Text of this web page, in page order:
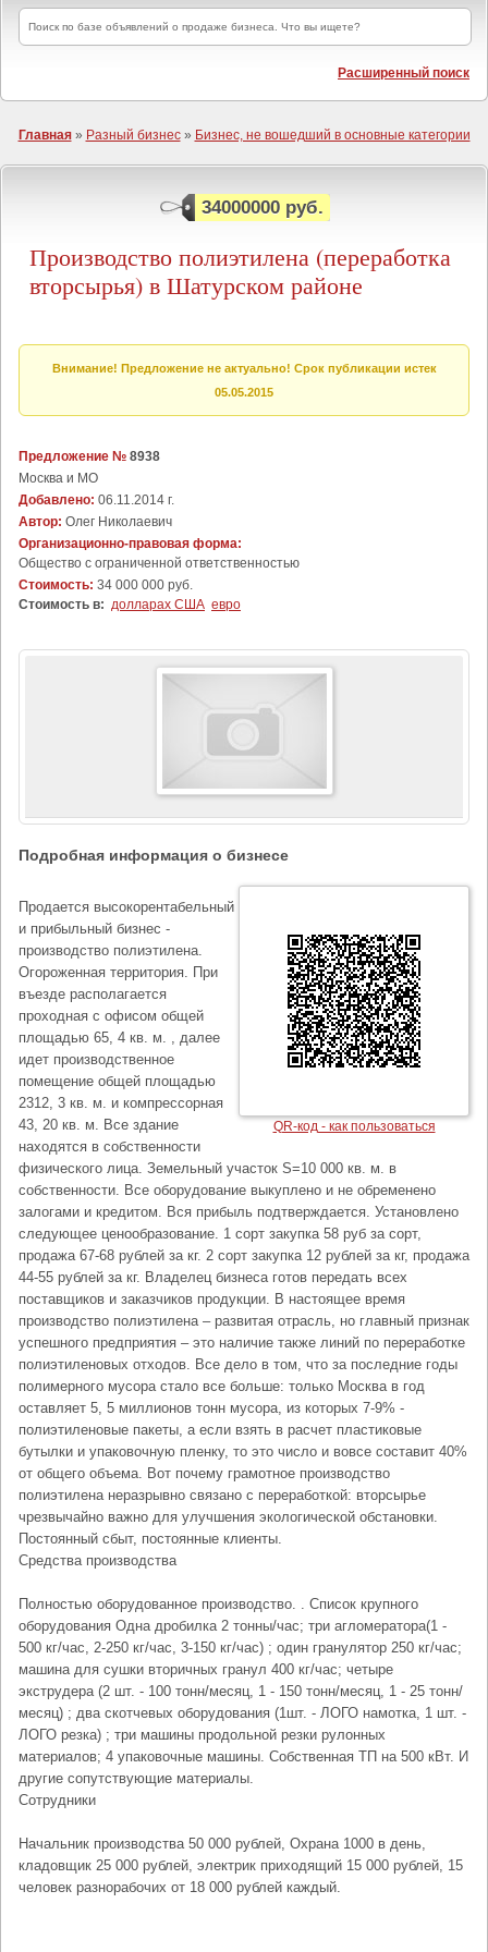
Расширенный поиск
Главная» Разный бизнес» Бизнес, не вошедший в основные категории
34000000 руб.
Производство полиэтилена (переработка
вторсырья) в Шатурском районе
Внимание! Предложение не актуально! Срок публикации истек
05.05.2015
Предложение № 8938
Москва и МО
Добавлено: 06.11.2014 г.
Автор: Олег Николаевич
Организационно-правовая форма:
Общество с ограниченной ответственностью
Стоимость: 34 000 000 руб.
Стоимость в: долларах США евро
Подробная информация о бизнесе
QR-код - как пользоваться
Продается высокорентабельный
и прибыльный бизнес -
производство полиэтилена.
Огороженная территория. При
въезде располагается
проходная с офисом общей
площадью 65, 4 кв. м. , далее
идет производственное
помещение общей площадью
2312, 3 кв. м. и компрессорная
43, 20 кв. м. Все здание
находятся в собственности
физического лица. Земельный участок S=10 000 кв. м. в
собственности. Все оборудование выкуплено и не обременено
залогами и кредитом. Вся прибыль подтверждается. Установлено
следующее ценообразование. 1 сорт закупка 58 руб за сорт,
продажа 67-68 рублей за кг. 2 сорт закупка 12 рублей за кг, продажа
44-55 рублей за кг. Владелец бизнеса готов передать всех
поставщиков и заказчиков продукции. В настоящее время
производство полиэтилена – развитая отрасль, но главный признак
успешного предприятия – это наличие также линий по переработке
полиэтиленовых отходов. Все дело в том, что за последние годы
полимерного мусора стало все больше: только Москва в год
оставляет 5, 5 миллионов тонн мусора, из которых 7-9% -
полиэтиленовые пакеты, а если взять в расчет пластиковые
бутылки и упаковочную пленку, то это число и вовсе составит 40%
от общего объема. Вот почему грамотное производство
полиэтилена неразрывно связано с переработкой: вторсырье
чрезвычайно важно для улучшения экологической обстановки.
Постоянный сбыт, постоянные клиенты.
Средства производства
Полностью оборудованное производство. . Список крупного
оборудования Одна дробилка 2 тонны/час; три агломератора(1 -
500 кг/час, 2-250 кг/час, 3-150 кг/час) ; один гранулятор 250 кг/час;
машина для сушки вторичных гранул 400 кг/час; четыре
экструдера (2 шт. - 100 тонн/месяц, 1 - 150 тонн/месяц, 1 - 25 тонн/
месяц) ; два скотчевых оборудования (1шт. - ЛОГО намотка, 1 шт. -
ЛОГО резка) ; три машины продольной резки рулонных
материалов; 4 упаковочные машины. Собственная ТП на 500 кВт. И
другие сопутствующие материалы.
Сотрудники
Начальник производства 50 000 рублей, Охрана 1000 в день,
кладовщик 25 000 рублей, электрик приходящий 15 000 рублей, 15
человек разнорабочих от 18 000 рублей каждый.